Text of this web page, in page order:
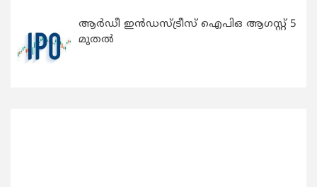
ആർഡീ ഇൻഡസ്ട്രീസ് ഐപിഒ ആഗസ്റ്റ് 5
മുതൽ